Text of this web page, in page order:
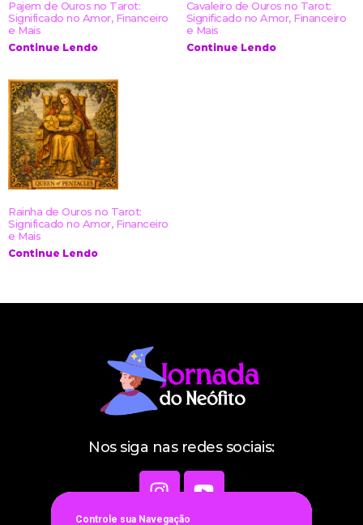
Pajem de Ouros no Tarot:
Significado no Amor, Financeiro
e Mais
Continue Lendo
Cavaleiro de Ouros no Tarot:
Significado no Amor, Financeiro
e Mais
Continue Lendo
Rainha de Ouros no Tarot:
Significado no Amor, Financeiro
e Mais
Continue Lendo
Nos siga nas redes sociais:
Controle sua Navegação